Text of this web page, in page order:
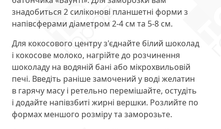
знадобиться 2 силіконові планшетні форми з
напівсферами діаметром 2-4 см та 5-8 см.
Для кокосового центру з'єднайте білий шоколад
і кокосове молоко, нагрійте до розчинення
шоколаду на водяній бані або мікрохвильовій
печі. Введіть раніше замочений у воді желатин
в гарячу масу і ретельно перемішайте, остудіть
і додайте напівзбиті жирні вершки. Розлийте по
формах меншого розміру та заморозьте.